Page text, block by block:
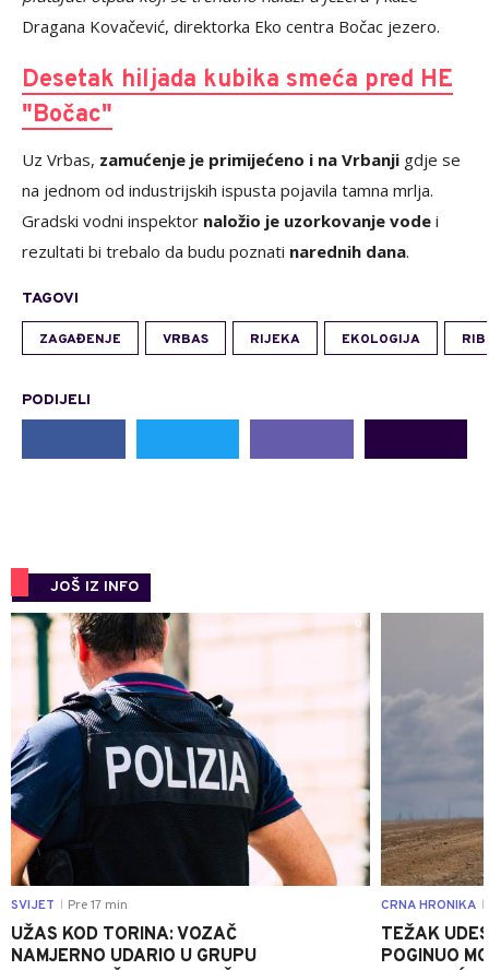
Dragana Kovačević, direktorka Eko centra Bočac jezero.
Desetak hiljada kubika smeća pred HE
"Bočac"
Uz Vrbas, zamućenje je primijećeno i na Vrbanji gdje se
na jednom od industrijskih ispusta pojavila tamna mrlja.
Gradski vodni inspektor naložio je uzorkovanje vode i
rezultati bi trebalo da budu poznati narednih dana.
TAGOVI
ZAGAĐENJE VRBAS RIJEKA EKOLOGIJA
PODIJELI
JOŠ IZ INFO
0
SVIJET Pre 17 min
UŽAS KOD TORINA: VOZAČ
NAMJERNO UDARIO U GRUPU
CRNA HRONIKA
TEŽAK
POGINUO